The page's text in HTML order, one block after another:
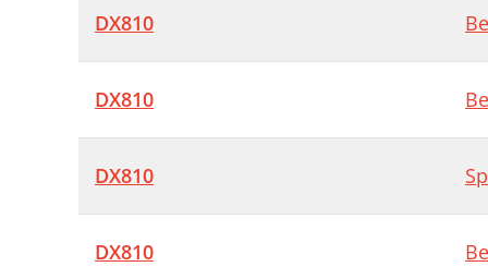
DX810
DX810
DX810
DX810